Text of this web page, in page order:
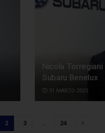
Nicola
Subaru Benelux
31 MARZO 2025
2 3 24